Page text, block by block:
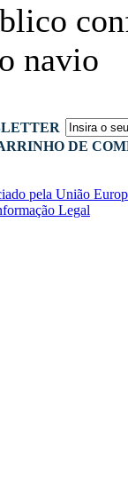
navio
DE
Legal